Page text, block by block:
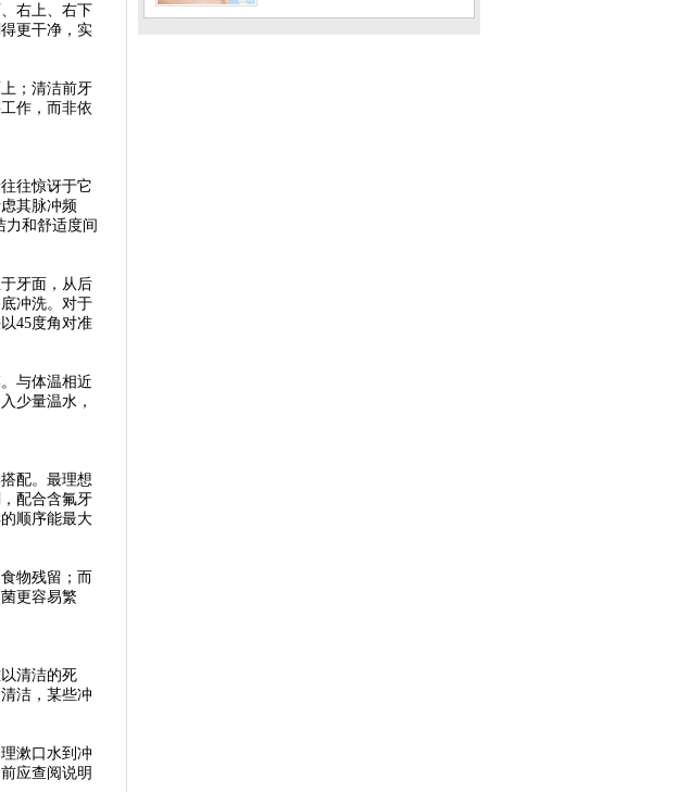
右上、右下
更干净，实
；清洁前牙
作，而非依
往惊讶于它
其脉冲频
力和舒适度间
牙面，从后
冲洗。对于
45度角对准
与体温相近
少量温水，
配。最理想
配合含氟牙
顺序能最大
物残留；而
更容易繁
清洁的死
洁，某些冲
漱口水到冲
应查阅说明